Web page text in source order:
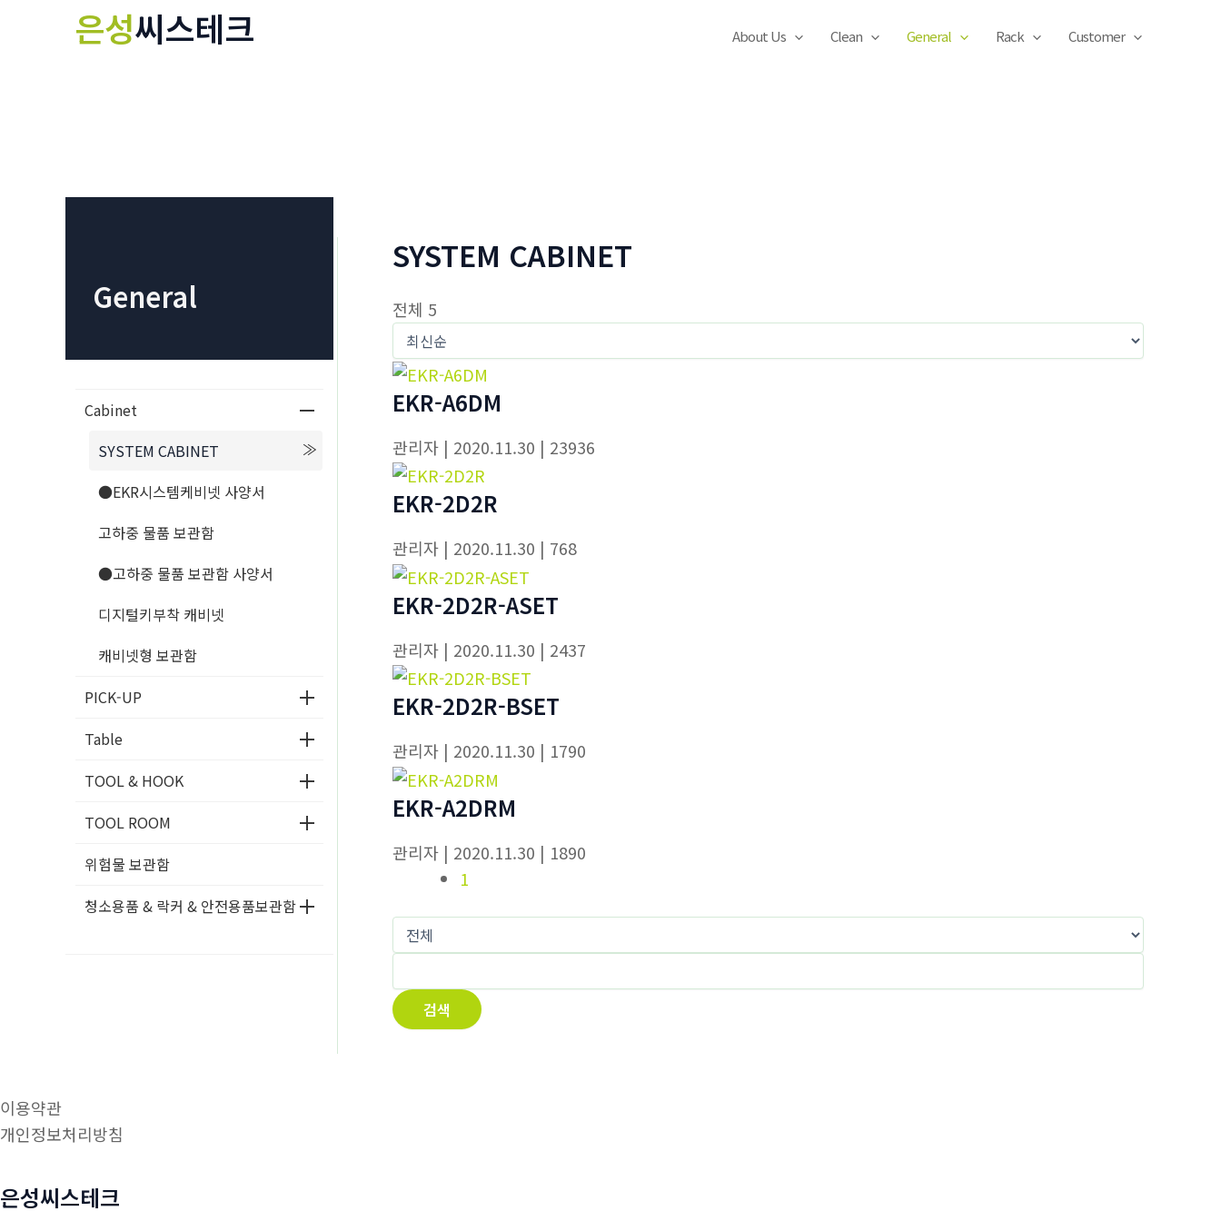
은성씨스테크 About Us Clean General Rack Customer
General
Cabinet
SYSTEM CABINET
●EKR시스템케비넷 사양서
고하중 물품 보관함
●고하중 물품 보관함 사양서
디지털키부착 캐비넷
캐비넷형 보관함
PICK-UP
Table
TOOL & HOOK
TOOL ROOM
위험물 보관함
청소용품 & 락커 & 안전용품보관함
SYSTEM CABINET
전체 5
EKR-A6DM
관리자 | 2020.11.30 | 23936
EKR-2D2R
관리자 | 2020.11.30 | 768
EKR-2D2R-ASET
관리자 | 2020.11.30 | 2437
EKR-2D2R-BSET
관리자 | 2020.11.30 | 1790
EKR-A2DRM
관리자 | 2020.11.30 | 1890
1
검색
이용약관
개인정보처리방침
은성씨스테크